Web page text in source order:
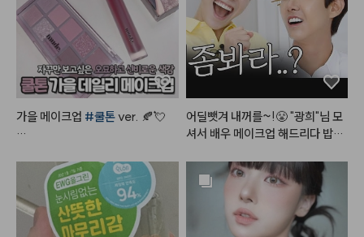
저는 1호 봄바다를 사용했어요!
21호보단 살짝 어두운 옐로우 베이
스 컬러인데,
막상 바르면 목부분과 경계지지도
않고
피부랑 자연스럽게 어우러졌어요
◡̈
#여름쿨톤#여쿨섀도우
#여쿨팔
레트#촉촉한쿠션#쿠션추천
가을 메이크업 #쿨톤 ver. 🍂💘
오묘하면서도 분위기 있는
#가을
메이크업 뚝딱!
#뮤드 숄 모먼트 아이섀도우 팔
어딜뺏겨 내꺼를~!😤 "광희"님 모
셔서 배우 메이크업 해드리다 밥그